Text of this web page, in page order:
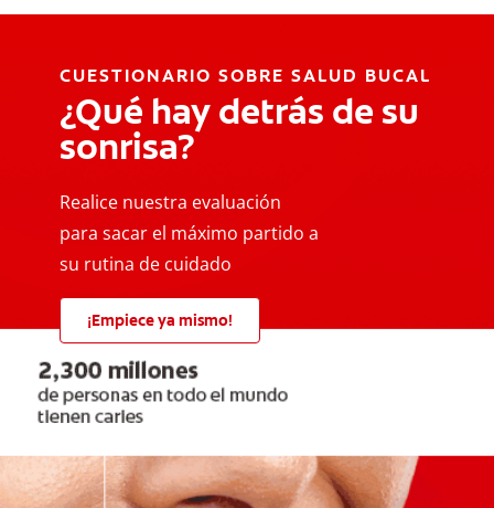
CUESTIONARIO SOBRE SALUD BUCAL
¿Qué hay detrás de su
sonrisa?
Realice nuestra evaluación
para sacar el máximo partido a
su rutina de cuidado
¡Empiece ya mismo!